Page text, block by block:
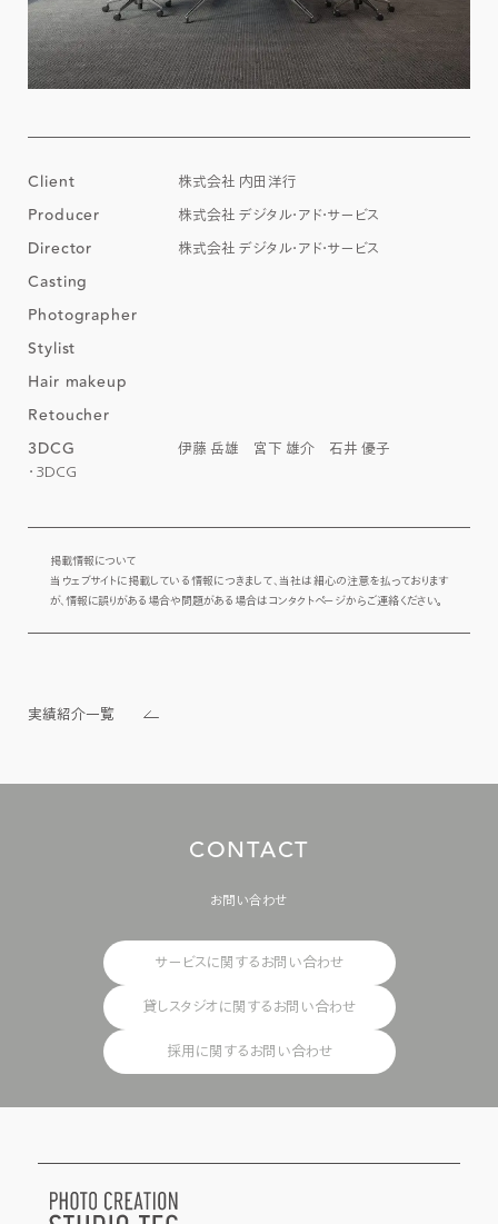
Client 株式会社 内田洋行
Producer 株式会社 デジタル・アド・サービス
Director 株式会社 デジタル・アド・サービス
Casting
Photographer
Stylist
Hair makeup
Retoucher
3DCG
伊藤 岳雄 宮下 雄介 石井 優子
3DCG
掲載情報について
当ウェブサイトに掲載している情報につきまして、当社は細心の注意を払っております
が、情報に誤りがある場合や問題がある場合はコンタクトページからご連絡ください。
実績紹介一覧
CONTACT
お問い合わせ
サービスに関するお問い合わせ
貸しスタジオに関するお問い合わせ
採用に関するお問い合わせ